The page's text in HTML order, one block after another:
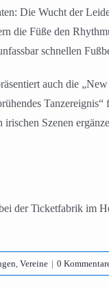
Die Wucht der
die Füße den
schnellen
auch die „New
Szenen
der Ticketfabrik im
, Vereine | 0